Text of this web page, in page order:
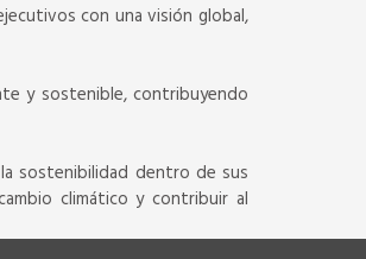
con una visión global,
y sostenible, contribuyendo
sostenibilidad dentro de sus
climático y contribuir al